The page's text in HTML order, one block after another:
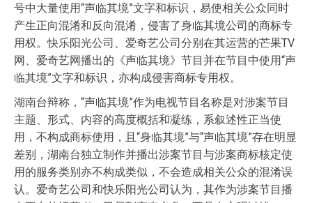
号中大量使用“声临其境”文字和标识，易使相关公众同时
产生正向混淆和反向混淆，侵害了身临其境公司的商标专
用权。快乐阳光公司、爱奇艺公司分别在其运营的芒果TV
网、爱奇艺网播出的《声临其境》节目并在节目中使用“声
临其境”文字和标识，亦构成侵害商标专用权。
湖南台辩称，“声临其境”作为电视节目名称是对涉案节目
主题、形式、内容的高度概括和凝练，系叙述性正当使
用，不构成商标使用，且“身临其境”与“声临其境”存在明显
差别，湖南台独立制作并播出涉案节目与涉案商标核定使
用的服务类别亦不构成类似，不会造成相关公众的混淆误
认。爱奇艺公司和快乐阳光公司认为，其作为涉案节目播